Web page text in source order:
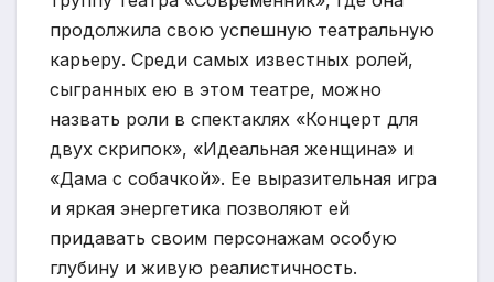
продолжила свою успешную театральную
карьеру. Среди самых известных ролей,
сыгранных ею в этом театре, можно
назвать роли в спектаклях «Концерт для
двух скрипок», «Идеальная женщина» и
«Дама с собачкой». Ее выразительная игра
и яркая энергетика позволяют ей
придавать своим персонажам особую
глубину и живую реалистичность.